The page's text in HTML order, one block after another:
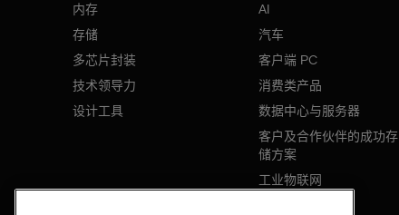
内存
存储
多芯片封装
技术领导力
设计工具
AI
汽车
客户端 PC
消费类产品
数据中心与服务器
客户及合作伙伴的成功存
储方案
工业物联网